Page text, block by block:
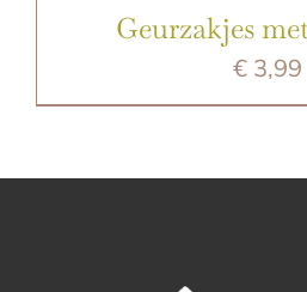
Geurzakjes
€ 3,99